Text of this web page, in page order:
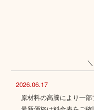
2026.06.17
原材料の高騰により一部